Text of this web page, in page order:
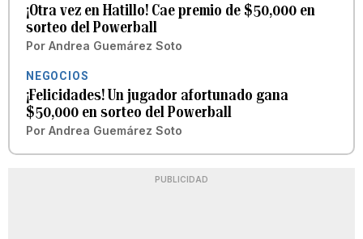
¡Otra vez en Hatillo! Cae premio de $50,000 en
sorteo del Powerball
Por Andrea Guemárez Soto
NEGOCIOS
¡Felicidades! Un jugador afortunado gana
$50,000 en sorteo del Powerball
Por Andrea Guemárez Soto
PUBLICIDAD